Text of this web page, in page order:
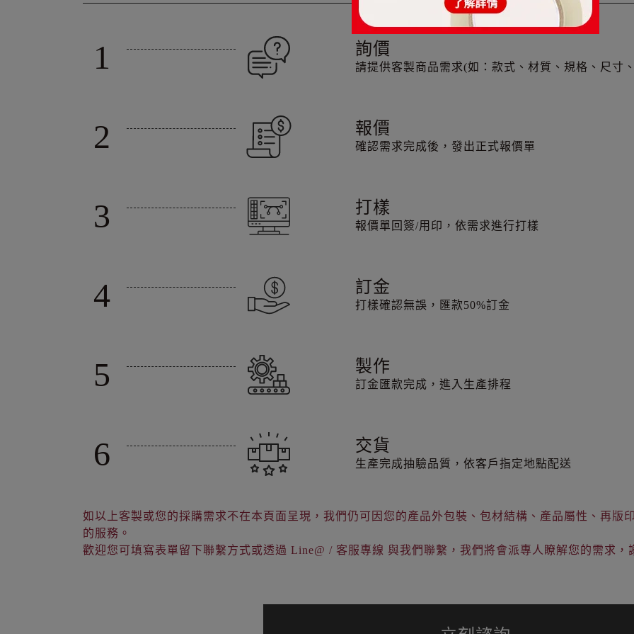
1 詢價
請提供客製商品需求(如：款式、材質、規格、尺寸
2 報價
確認需求完成後，發出正式報價單
3 打樣
報價單回簽/用印，依需求進行打樣
4 訂金
打樣確認無誤，匯款50%訂金
5 製作
訂金匯款完成，進入生產排程
6 交貨
生產完成抽驗品質，依客戶指定地點配送
如以上客製或您的採購需求不在本頁面呈現，我們仍可因您的產品外包裝、包材結構、產品屬性、再版
的服務。
歡迎您可填寫表單留下聯繫方式或透過 Line@ / 客服專線 與我們聯繫，我們將會派專人瞭解您的需求，